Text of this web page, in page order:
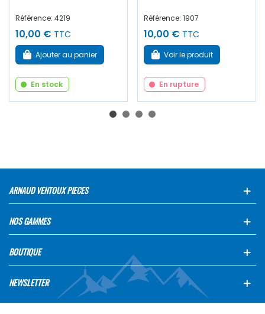
Référence: 4219
10,00 € TTC
Ajouter au panier
En stock
Référence: 1907
10,00 € TTC
Voir le produit
En rupture
ARNAUD VENTOUX PIECES
NOS GAMMES
BOUTIQUE
NEWSLETTER